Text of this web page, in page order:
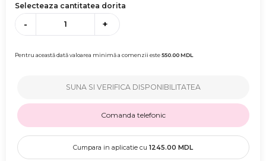
Selecteaza cantitatea dorita
- +
Pentru această dată valoarea minimă a comenzii este550.00MDL
SUNA SI VERIFICA DISPONIBILITATEA
Comanda telefonic
Cumpara in aplicatie cu 1245.00 MDL